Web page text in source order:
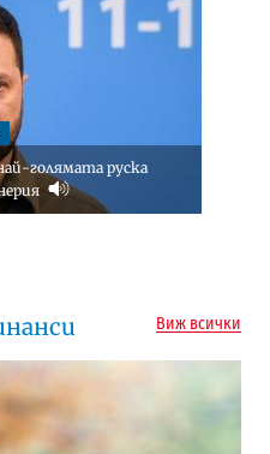
голямата руска
Виж всички